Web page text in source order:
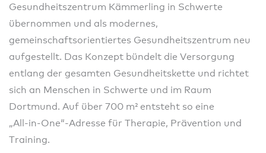
Gesundheitszentrum Kämmerling in Schwerte
übernommen und als modernes,
gemeinschaftsorientiertes Gesundheitszentrum neu
aufgestellt. Das Konzept bündelt die Versorgung
entlang der gesamten Gesundheitskette und richtet
sich an Menschen in Schwerte und im Raum
Dortmund. Auf über 700 m² entsteht so eine
„All‑in‑One“-Adresse für Therapie, Prävention und
Training.